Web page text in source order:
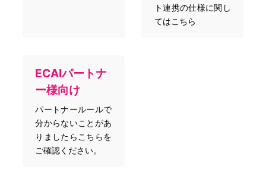
ト連携の仕様に関し
てはこちら
ECAIパートナ
ー様向け
パートナールールで
分からないことがあ
りましたらこちらを
ご確認ください。